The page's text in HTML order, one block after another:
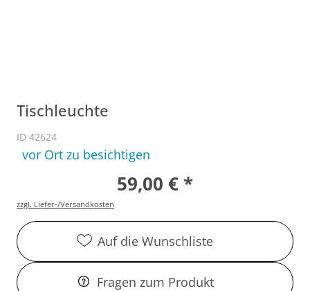
Tischleuchte
ID 42624
vor Ort zu besichtigen
59,00 € *
zzgl. Liefer-/Versandkosten
Auf die Wunschliste
Fragen zum Produkt